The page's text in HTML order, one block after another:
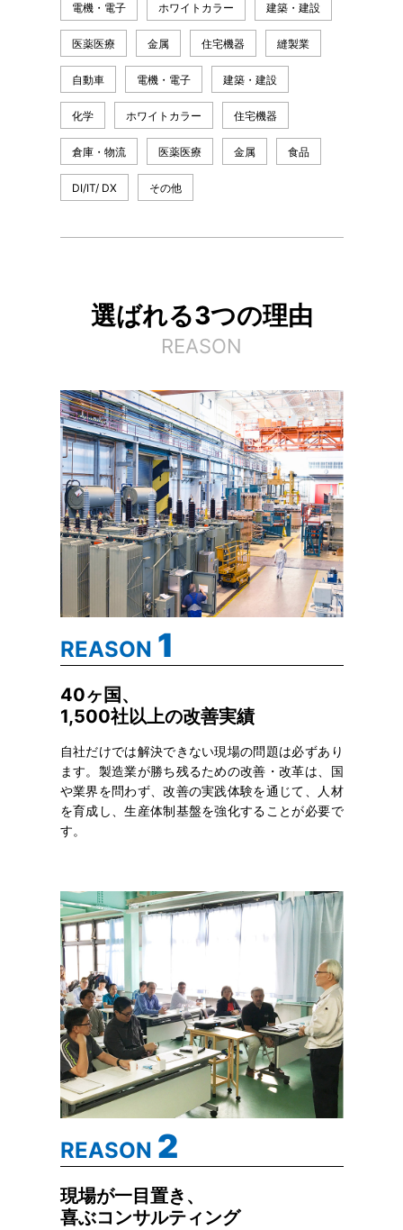
電機・電子 ホワイトカラー 建築・建設
医薬医療 金属 住宅機器 縫製業
自動車 電機・電子 建築・建設
化学 ホワイトカラー 住宅機器
倉庫・物流 医薬医療 金属 食品
DI/IT/ DX その他
選ばれる3つの理由
REASON
REASON 1
40ヶ国、
1,500社以上の改善実績
自社だけでは解決できない現場の問題は必ずあり
ます。製造業が勝ち残るための改善・改革は、国
や業界を問わず、改善の実践体験を通じて、人材
を育成し、生産体制基盤を強化することが必要で
す。
REASON 2
現場が一目置き、
喜ぶコンサルティング